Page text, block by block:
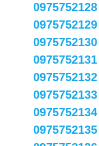
0975752128
0975752129
0975752130
0975752131
0975752132
0975752133
0975752134
0975752135